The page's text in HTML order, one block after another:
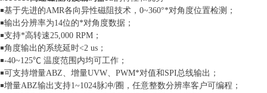
￭基于先进的AMR各向异性磁阻技术，0~360°*对角度位置检测；
￭输出分辨率为14位的*对角度数据；
￭支持*高转速25,000 RPM；
￭角度输出的系统延时<2 us；
￭-40~125℃ 温度范围内均可工作；
￭可支持增量ABZ、增量UVW、PWM*对值和SPI总线输出；
￭增量ABZ输出支持1~1024脉冲/圈，任意整数分辨率客户可编程；